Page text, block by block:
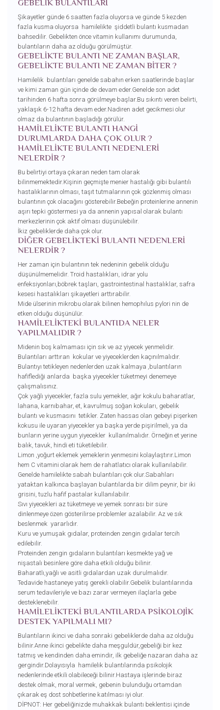
GEBELİK BULANTILARI
Şikayetler günde 6 saatten fazla oluyorsa ve günde 5 kezden
fazla kusma oluyorsa hamilelikte şiddetli bulantı kusmadan
bahsedilir. Gebelikten önce vitamin kullanımı durumunda,
bulantıların daha az olduğu görülmüştür.
GEBELİKTE BULANTI NE ZAMAN BAŞLAR,
GEBELİKTE BULANTI NE ZAMAN BİTER ?
Hamilelik bulantıları genelde sabahın erken saatlerinde başlar
ve kimi zaman gün içinde de devam eder.Genelde son adet
tarihinden 6 hafta sonra görülmeye başlar.Bu sıkıntı veren belirti,
yaklaşık 6-12 hafta devam eder.Nadiren adet gecikmesi olur
olmaz da bulantının başladığı görülür.
HAMİLELİKTE BULANTI HANGİ
DURUMLARDA DAHA ÇOK OLUR ?
HAMİLELİKTE BULANTI NEDENLERİ
NELERDİR ?
Bu belirtiyi ortaya çıkaran neden tam olarak
bilinmemektedir.Kişinin geçmişte menier hastalığı gibi bulantılı
hastalıklarının olması, taşıt tutmalarının çok gözlenmiş olması
bulantının çok olacağını gösterebilir.Bebeğin proteinlerine annenin
aşırı tepki göstermesi ya da annenin yapısal olarak bulantı
merkezlerinin çok aktif olması düşünülebilir.
İkiz gebeliklerde daha çok olur.
DİĞER GEBELİKTEKİ BULANTI NEDENLERİ
NELERDİR ?
Her zaman için bulantının tek nedeninin gebelik olduğu
düşünülmemelidir. Troid hastalıkları, idrar yolu
enfeksiyonları,böbrek taşları, gastrointestinal hastalıklar, safra
kesesi hastalıkları şikayetleri arttırabilir.
Mide ülserinin mikrobu olarak bilinen hemophılus pylori nin de
etken olduğu düşünülür.
HAMİLELİKTEKİ BULANTIDA NELER
YAPILMALIDIR ?
Midenin boş kalmaması için sık ve az yiyecek yenmelidir.
Bulantıları arttıran kokular ve yiyeceklerden kaçınılmalıdır.
Bulantıyı tetikleyen nedenlerden uzak kalmaya ,bulantıların
hafiflediği anlarda başka yiyecekler tüketmeyi denemeye
çalışmalısınız.
Çok yağlı yiyecekler, fazla sulu yemekler, ağır kokulu baharatlar,
lahana, karnıbahar, et, kavrulmuş soğan kokuları, gebelik
bulantı ve kusmasını tetikler. Zaten hassas olan gebeyi pişerken
kokusu ile uyaran yiyecekler ya başka yerde pişirilmeli, ya da
bunların yerine uygun yiyecekler kullanılmalıdır. Örneğin et yerine
balık, tavuk, hindi eti tüketilebilir.
Limon ,yoğurt eklemek yemeklerin yenmesini kolaylaştırır.Limon
hem C vitamini olarak hem de rahatlatıcı olarak kullanılabilir.
Genelde hamilelikte sabah bulantıları çok olur.Sabahları
yataktan kalkınca başlayan bulantılarda bir dilim peynir, bir iki
grisini, tuzlu hafif pastalar kullanılabilir.
Sıvı yiyecekleri az tüketmeye ve yemek sonrası bir süre
dinlenmeye özen gösterilirse problemler azalabilir. Az ve sık
beslenmek yararlıdır.
Kuru ve yumuşak gıdalar, proteinden zengin gıdalar tercih
edilebilir.
Proteinden zengin gıdaların bulantıları kesmekte yağ ve
nişastalı besinlere göre daha etkili olduğu bilinir.
Baharatlı,yağlı ve asitli gıdalardan uzak durulmalıdır.
Tedavide hastaneye yatış gerekli olabilir.Gebelik bulantılarında
serum tedavileriyle ve bazı zarar vermeyen ilaçlarla gebe
desteklenebilir.
HAMİLELİKTEKİ BULANTILARDA PSİKOLOJİK
DESTEK YAPILMALI MI?
Bulantıların ikinci ve daha sonraki gebeliklerde daha az olduğu
bilinir.Anne ikinci gebelikte daha meşguldür,gebeliği bir kez
tatmış ve kendinden daha emindir, ilk gebeliğe nazaran daha az
gergindir.Dolayısıyla hamilelik bulantılarında psikolojik
nedenlerinde etkili olabileceği bilinir.Hastaya işlerinde biraz
destek olmak, moral vermek, gebenin bulunduğu ortamdan
çıkarak eş dost sohbetlerine katılması iyi olur.
DİPNOT: Her gebeliğinizde muhakkak bulantı beklentisi içinde